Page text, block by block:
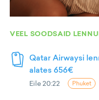
VEEL SOODSAID
Qatar Airwaysi
alates 656€
Eile 20:22 Phuket